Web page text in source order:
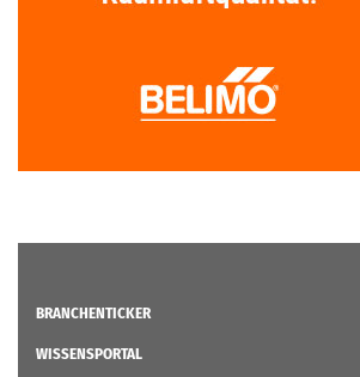
BRANCHENTICKER
WISSENSPORTAL